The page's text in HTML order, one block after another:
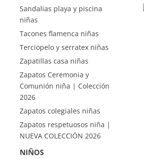
Sandalias playa y piscina
niñas
Tacones flamenca niñas
Terciopelo y serratex niñas
Zapatillas casa niñas
Zapatos Ceremonia y
Comunión niña | Colección
2026
Zapatos colegiales niñas
Zapatos respetuosos niña |
NUEVA COLECCIÓN 2026
NIÑOS